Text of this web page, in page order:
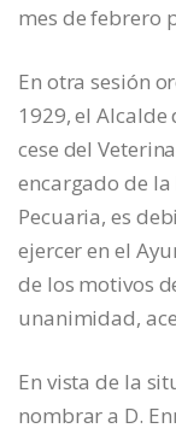
mes de febrero
En otra sesión
1929, el
cese del
encargado de la
Pecuaria, es
ejercer en el
de los motivos
unanimidad,
En vista de la
nombrar a D.